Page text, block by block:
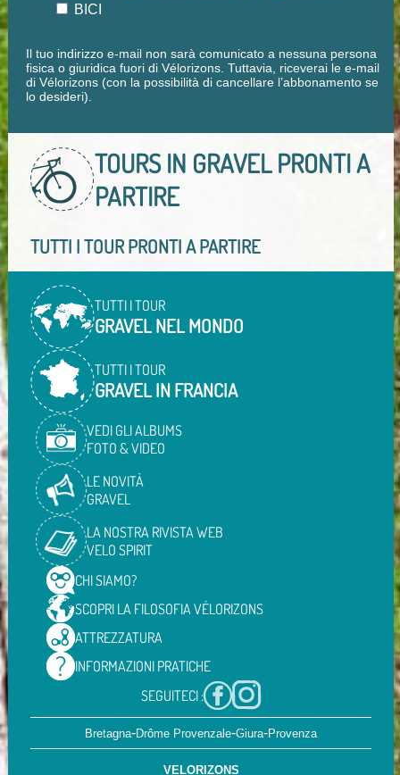
BICI
Il tuo indirizzo e-mail non sarà comunicato a nessuna persona
fisica o giuridica fuori di Vélorizons. Tuttavia, riceverai le e-mail
di Vélorizons (con la possibilità di cancellare l’abbonamento se
lo desideri).
TOURS IN GRAVELPRONTI A
PARTIRE
TUTTI I TOUR PRONTI A PARTIRE
TUTTI I TOUR
GRAVEL NEL MONDO
TUTTI I TOUR
GRAVEL IN FRANCIA
VEDI GLI ALBUMS
FOTO & VIDEO
LE NOVITÀ
GRAVEL
LA NOSTRA RIVISTA WEB
VELO SPIRIT
CHISIAMO?
SCOPRI LA FILOSOFIAVÉLORIZONS
ATTREZZATURA
INFORMAZIONI PRATICHE
SEGUITECI :
Bretagna-Drôme Provenzale-Giura-Provenza
VELORIZONS